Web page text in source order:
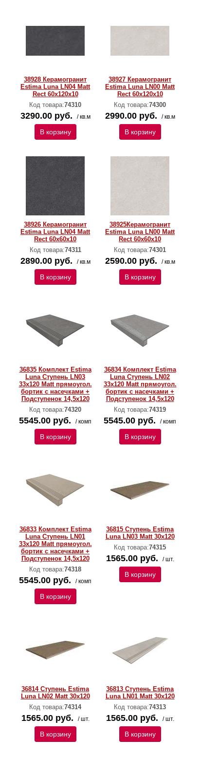
38928 Керамогранит
Estima Luna LN04 Matt
Rect 60x120x10
Код товара:74310
3290.00 руб. / кв.м
В корзину
38927 Керамогранит
Estima Luna LN00 Matt
Rect 60x120x10
Код товара:74300
2990.00 руб. / кв.м
В корзину
38926 Керамогранит
Estima Luna LN04 Matt
Rect 60x60x10
Код товара:74311
2890.00 руб. / кв.м
В корзину
38925Керамогранит
Estima Luna LN00 Matt
Rect 60x60x10
Код товара:74301
2590.00 руб. / кв.м
В корзину
36835 Комплект Estima
Luna Ступень LN03
33x120 Matt прямоугол.
бортик с насечками +
Подступенок 14,5x120
Код товара:74320
5545.00 руб. / комп
В корзину
36834 Комплект Estima
Luna Ступень LN02
33x120 Matt прямоугол.
бортик с насечками +
Подступенок 14,5x120
Код товара:74319
5545.00 руб. / комп
В корзину
36833 Комплект Estima
Luna Ступень LN01
33x120 Matt прямоугол.
бортик с насечками +
Подступенок 14,5x120
Код товара:74318
5545.00 руб. / комп
В корзину
36815 Ступень Estima
Luna LN03 Matt 30x120
Код товара:74315
1565.00 руб. / шт.
В корзину
36814 Ступень Estima
Luna LN02 Matt 30x120
Код товара:74314
1565.00 руб. / шт.
В корзину
36813 Ступень Estima
Luna LN01 Matt 30x120
Код товара:74313
1565.00 руб. / шт.
В корзину